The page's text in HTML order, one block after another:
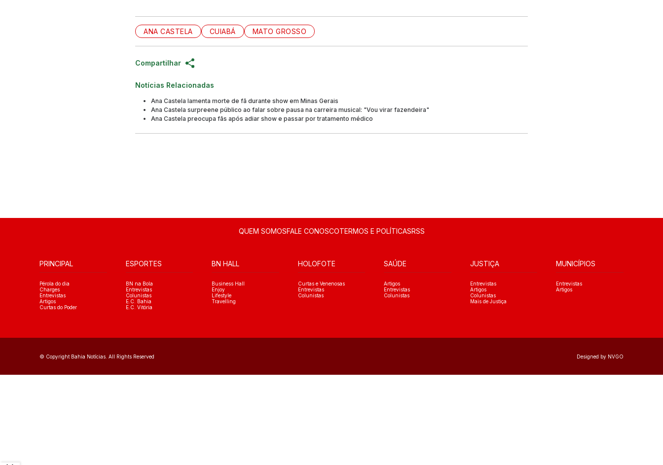
ANA CASTELA CUIABÁ MATO GROSSO
Compartilhar
Notícias Relacionadas
Ana Castela lamenta morte de fã durante show em Minas Gerais
Ana Castela surpreene público ao falar sobre pausa na carreira musical: "Vou virar fazendeira"
Ana Castela preocupa fãs após adiar show e passar por tratamento médico
QUEM SOMOSFALE CONOSCOTERMOS E POLÍTICASRSS
PRINCIPAL
Pérola do dia
Charges
Entrevistas
Artigos
Curtas do Poder
ESPORTES
BN na Bola
Entrevistas
Colunistas
E.C. Bahia
E.C. Vitória
BN HALL
Business Hall
Enjoy
Lifestyle
Travelling
HOLOFOTE
Curtas e Venenosas
Entrevistas
Colunistas
SAÚDE
Artigos
Entrevistas
Colunistas
JUSTIÇA
Entrevistas
Artigos
Colunistas
Mais de Justiça
MUNICÍPIOS
Entrevistas
Artigos
© Copyright Bahia Notícias. All Rights Reserved Designed by NVGO